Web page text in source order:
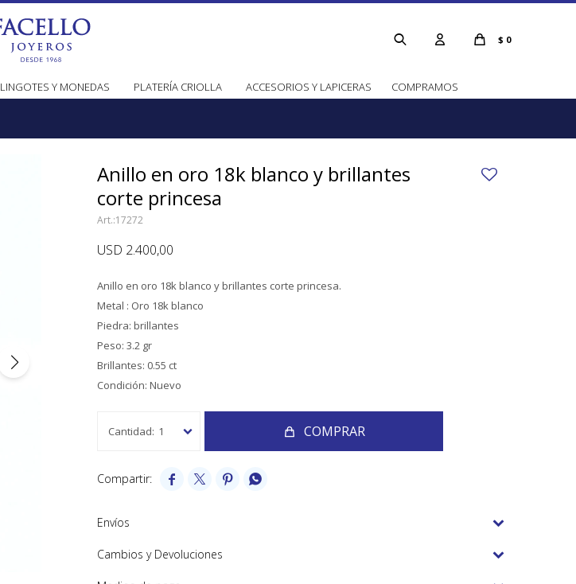
LINGOTES Y MONEDAS PLATERÍA CRIOLLA ACCESORIOS Y LAPICERAS COMPRAMOS
$ 0
Anillo en oro 18k blanco y brillantes
corte princesa
17272
USD 2.400,00
Anillo en oro 18k blanco y brillantes corte princesa.
Metal : Oro 18k blanco
Piedra: brillantes
Peso: 3.2 gr
Brillantes: 0.55 ct
Condición: Nuevo
1 COMPRAR
   
Envíos
Cambios y Devoluciones